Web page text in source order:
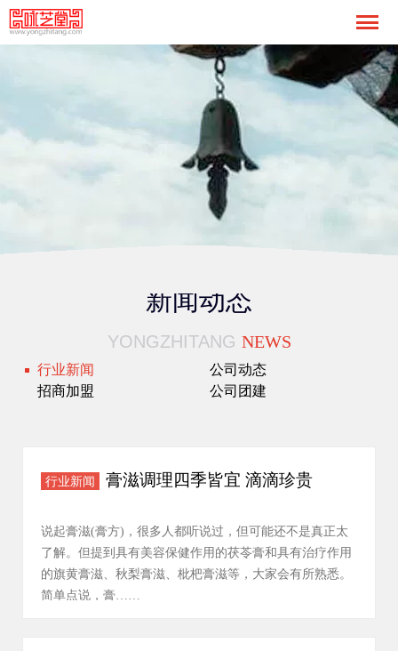
新闻动态
YONGZHITANG NEWS
行业新闻
公司动态
招商加盟
公司团建
行业新闻 膏滋调理四季皆宜 滴滴珍贵
说起膏滋(膏方)，很多人都听说过，但可能还不是真正太
了解。但提到具有美容保健作用的茯苓膏和具有治疗作用
的旗黄膏滋、秋梨膏滋、枇杷膏滋等，大家会有所熟悉。
简单点说，膏……